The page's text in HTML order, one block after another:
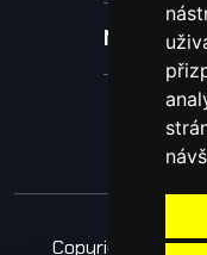
Náhradní
Copyright ©